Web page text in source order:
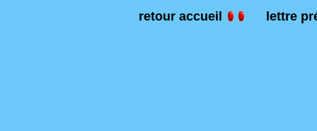
retour accueil lettre